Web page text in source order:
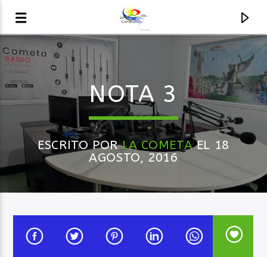
AUDIO EN VIVO
LA COMETA, SEÑALES A CIELO ABIERTO
NOTA 3
ESCRITO PORLA COMETAEL 18
AGOSTO, 2016